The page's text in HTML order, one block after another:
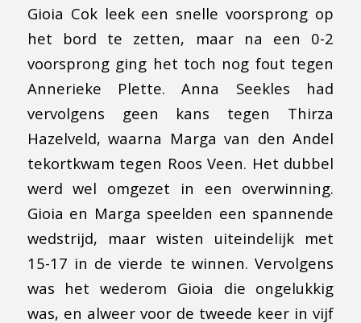
Gioia Cok leek een snelle voorsprong op
het bord te zetten, maar na een 0-2
voorsprong ging het toch nog fout tegen
Annerieke Plette. Anna Seekles had
vervolgens geen kans tegen Thirza
Hazelveld, waarna Marga van den Andel
tekortkwam tegen Roos Veen. Het dubbel
werd wel omgezet in een overwinning.
Gioia en Marga speelden een spannende
wedstrijd, maar wisten uiteindelijk met
15-17 in de vierde te winnen. Vervolgens
was het wederom Gioia die ongelukkig
was, en alweer voor de tweede keer in vijf